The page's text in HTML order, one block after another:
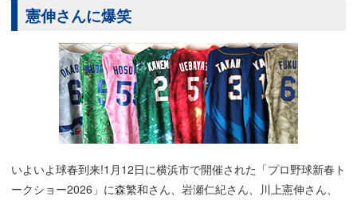
憲伸さんに爆笑
いよいよ球春到来!1月12日に横浜市で開催された「プロ野球新春ト
ークショー2026」に森繁和さん、岩瀬仁紀さん、川上憲伸さん、